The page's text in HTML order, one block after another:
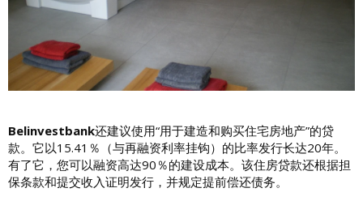
Belinvestbank还建议使用“用于建造和购买住宅房地产”的贷
款。它以15.41％（与再融资利率挂钩）的比率发行长达20年。
有了它，您可以融资高达90％的建设成本。该住房贷款还根据担
保条款和提交收入证明发行，并规定提前偿还债务。